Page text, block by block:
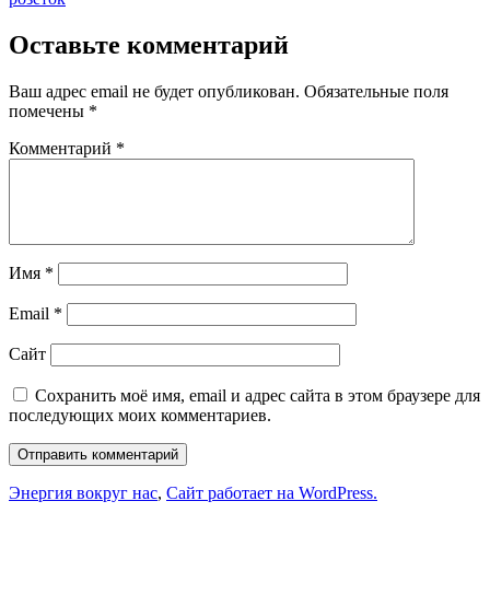
Оставьте комментарий
Ваш адрес email не будет опубликован. Обязательные поля
помечены *
Комментарий *
Имя *
Email *
Сайт
Сохранить моё имя, email и адрес сайта в этом браузере для
последующих моих комментариев.
Энергия вокруг нас, Сайт работает на WordPress.